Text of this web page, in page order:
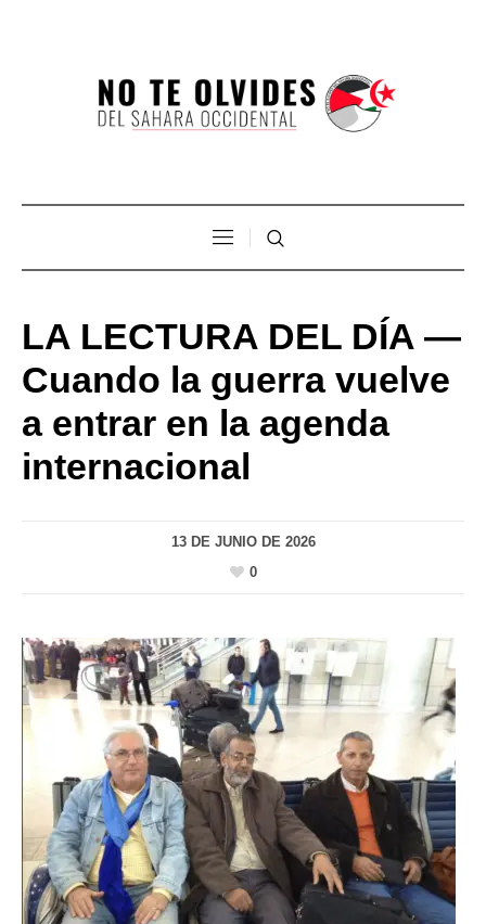
LA LECTURA DEL DÍA —
Cuando la guerra vuelve
a entrar en la agenda
internacional
13 DE JUNIO DE 2026
0